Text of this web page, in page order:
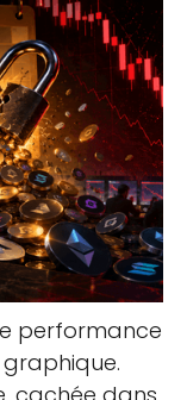
performance
graphique.